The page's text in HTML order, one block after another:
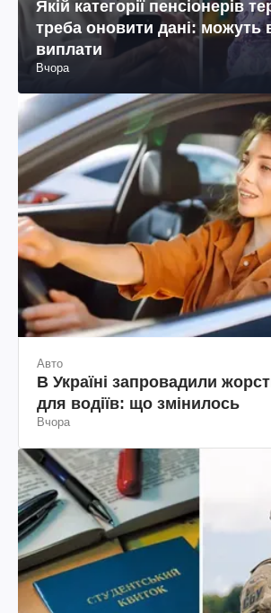
Якій категорії пенсіонерів
треба оновити дані: можуть
виплати
Вчора
Авто
В Україні запровадили
для водіїв: що змінилось
Вчора